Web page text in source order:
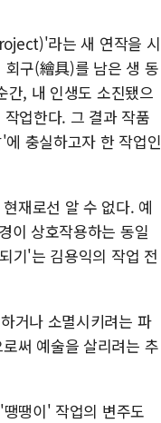
라는 새 연작을 시
회구(繪具)를 남은 생 동
간, 내 인생도 소진됐으
업한다. 그 결과 작품
충실하고자 한 작업인
재로선 알 수 없다. 예
이 상호작용하는 동일
기'는 김용익의 작업 전
거나 소멸시키려는 파
써 예술을 살리려는 추
땡이' 작업의 변주도